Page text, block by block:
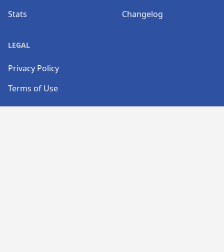
Stats
Changelog
LEGAL
Privacy Policy
Terms of Use